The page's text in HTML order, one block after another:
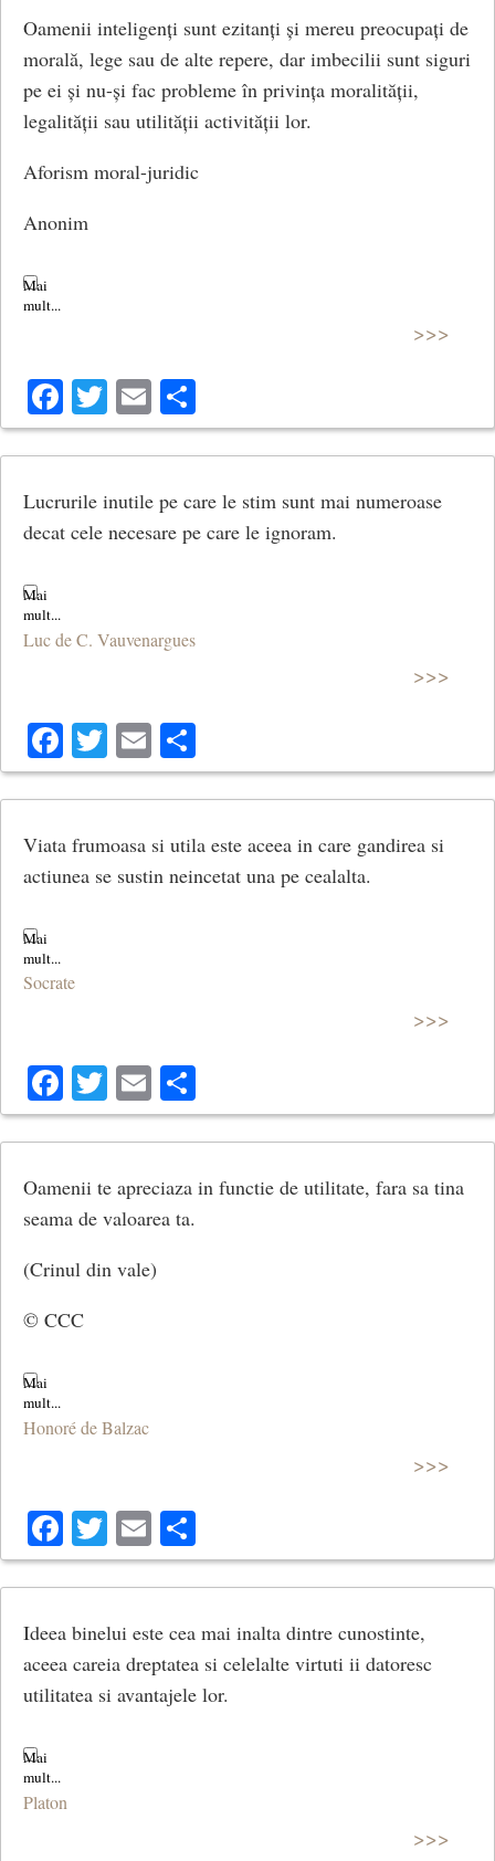
nu este nici adevărat, nici bun, nici util. Atunci de ce ai
mai vrut să-mi spui?
© CCC
Oamenii inteligenți sunt ezitanți și mereu preocupați de
morală, lege sau de alte repere, dar imbecilii sunt siguri
pe ei și nu-și fac probleme în privința moralității,
legalității sau utilității activității lor.
Aforism moral-juridic
Anonim
>>>
Facebook
Twitter
Email
Lucrurile inutile pe care le stim sunt mai numeroase
decat cele necesare pe care le ignoram.
Luc de C. Vauvenargues
>>>
Facebook
Twitter
Email
Viata frumoasa si utila este aceea in care gandirea si
actiunea se sustin neincetat una pe cealalta.
Socrate
>>>
Facebook
Twitter
Email
Oamenii te apreciaza in functie de utilitate, fara sa tina
seama de valoarea ta.
(Crinul din vale)
© CCC
Honoré de Balzac
>>>
Facebook
Twitter
Email
Ideea binelui este cea mai inalta dintre cunostinte,
aceea careia dreptatea si celelalte virtuti ii datoresc
utilitatea si avantajele lor.
Platon
>>>